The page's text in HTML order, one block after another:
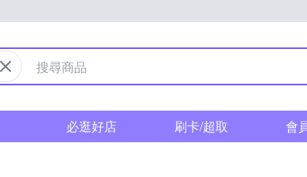
必逛好店 刷卡/超取 會